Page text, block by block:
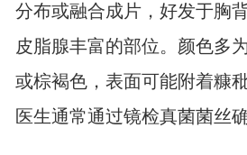
分布或融合成片，好发于胸
皮脂腺丰富的部位。颜色多
或棕褐色，表面可能附着糠
医生通常通过镜检真菌菌丝确